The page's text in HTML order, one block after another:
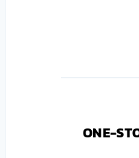
ONE-